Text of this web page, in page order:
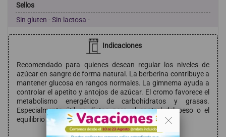
Sellos
Sin gluten -Sin lactosa -
Indicaciones
Recomendado para quienes desean regular los niveles de
azúcar en sangre de forma natural. La berberina contribuye a
mantener glucosa en rangos normales. La gimnema ayuda a
controlar el apetito y antojos de azúcar. El cromo favorece el
metabolismo energético de carbohidratos y grasas.
Especialmente útil en dietas para el control del peso o el
equilibrio glucémico.
. .